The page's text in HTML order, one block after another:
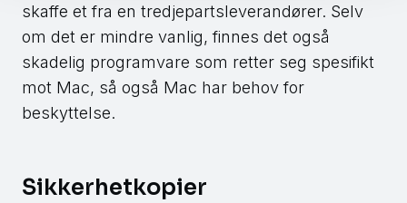
skaffe et fra en tredjepartsleverandører. Selv
om det er mindre vanlig, finnes det også
skadelig programvare som retter seg spesifikt
mot Mac, så også Mac har behov for
beskyttelse.
Sikkerhetkopier